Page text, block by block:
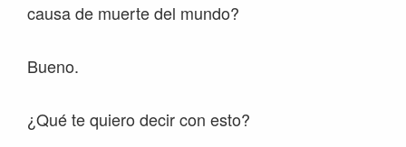
causa de muerte del mundo?
Bueno.
¿Qué te quiero decir con esto?